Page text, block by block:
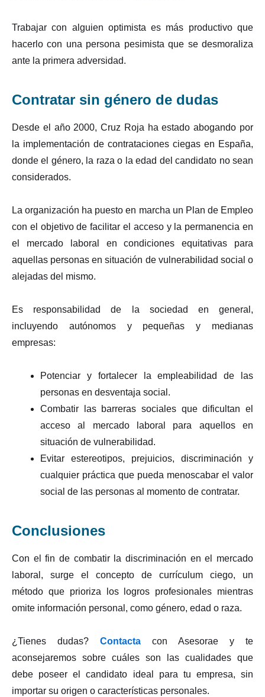
Trabajar con alguien optimista es más productivo que
hacerlo con una persona pesimista que se desmoraliza
ante la primera adversidad.
Contratar sin género de dudas
Desde el año 2000, Cruz Roja ha estado abogando por
la implementación de contrataciones ciegas en España,
donde el género, la raza o la edad del candidato no sean
considerados.
La organización ha puesto en marcha un Plan de Empleo
con el objetivo de facilitar el acceso y la permanencia en
el mercado laboral en condiciones equitativas para
aquellas personas en situación de vulnerabilidad social o
alejadas del mismo.
Es responsabilidad de la sociedad en general,
incluyendo autónomos y pequeñas y medianas
empresas:
Potenciar y fortalecer la empleabilidad de las
personas en desventaja social.
Combatir las barreras sociales que dificultan el
acceso al mercado laboral para aquellos en
situación de vulnerabilidad.
Evitar estereotipos, prejuicios, discriminación y
cualquier práctica que pueda menoscabar el valor
social de las personas al momento de contratar.
Conclusiones
Con el fin de combatir la discriminación en el mercado
laboral, surge el concepto de currículum ciego, un
método que prioriza los logros profesionales mientras
omite información personal, como género, edad o raza.
¿Tienes dudas? Contacta con Asesorae y te
aconsejaremos sobre cuáles son las cualidades que
debe poseer el candidato ideal para tu empresa, sin
importar su origen o características personales.